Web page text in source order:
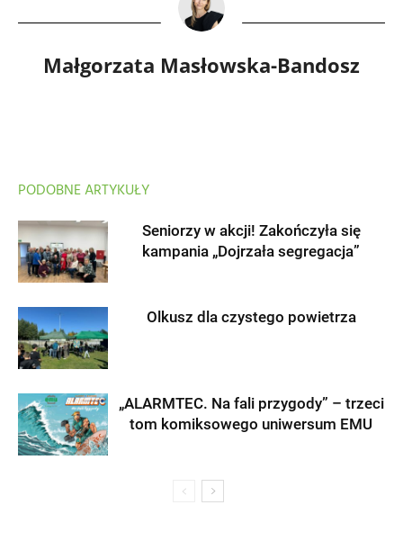
Małgorzata Masłowska-Bandosz
PODOBNE ARTYKUŁY
Seniorzy w akcji! Zakończyła się
kampania „Dojrzała segregacja”
Olkusz dla czystego powietrza
„ALARMTEC. Na fali przygody” – trzeci
tom komiksowego uniwersum EMU